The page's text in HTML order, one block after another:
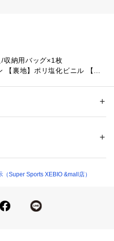
収納用バッグ×1枚
【裏地】ポリ塩化ビニル 【ス
項】
境により、掲載画像と実際の
す。あらかじめご了承くださ
スーパースポーツゼビオ ゼビ
レーニンググッズ
Super Sports XEBIO &mall店）